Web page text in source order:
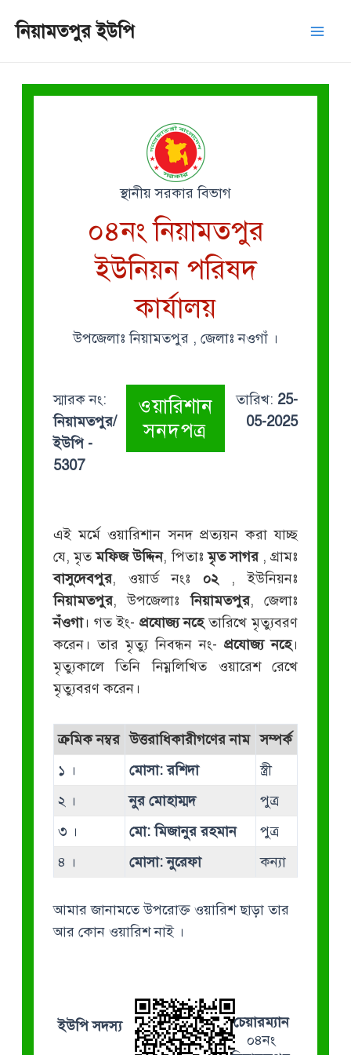
নিয়ামতপুর ইউপি
স্থানীয় সরকার বিভাগ
০৪নং নিয়ামতপুর
ইউনিয়ন পরিষদ
কার্যালয়
উপজেলাঃ নিয়ামতপুর , জেলাঃ নওগাঁ ।
স্মারক নং:
নিয়ামতপুর/
ইউপি -
5307
ওয়ারিশান
সনদপত্র
তারিখ: 25-
05-2025
এই মর্মে ওয়ারিশান সনদ প্রত্যয়ন করা যাচ্ছ
যে, মৃতমফিজ উদ্দিন, পিতাঃমৃত সাগর, গ্রামঃ
বাসুদেবপুর, ওয়ার্ড নংঃ০২ , ইউনিয়নঃ
নিয়ামতপুর, উপজেলাঃনিয়ামতপুর, জেলাঃ
নঁওগা। গত ইং- প্রযোজ্য নহেতারিখে মৃত্যুবরণ
করেন। তার মৃত্যু নিবন্ধন নং-প্রযোজ্য নহে।
মৃত্যুকালে তিনি নিম্নলিখিত ওয়ারেশ রেখে
মৃত্যুবরণ করেন।
ক্রমিক নম্বর উত্তরাধিকারীগণের নাম সম্পর্ক
১ ।
মোসা: রশিদা
স্ত্রী
২ ।
নুর মোহাম্মদ
পুত্র
৩ ।
মো: মিজানুর রহমান
পুত্র
৪ ।
মোসা: নুরেফা কন্যা
আমার জানামতে উপরোক্ত ওয়ারিশ ছাড়া তার
আর কোন ওয়ারিশ নাই ।
ইউপি সদস্য
চেয়ারম্যান
০৪নং